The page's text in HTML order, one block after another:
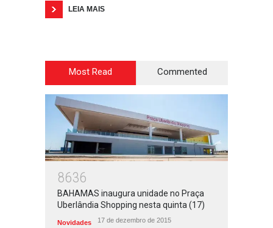
LEIA MAIS
Most Read Commented
8636
BAHAMAS inaugura unidade no Praça
Uberlândia Shopping nesta quinta (17)
Novidades 17 de dezembro de 2015